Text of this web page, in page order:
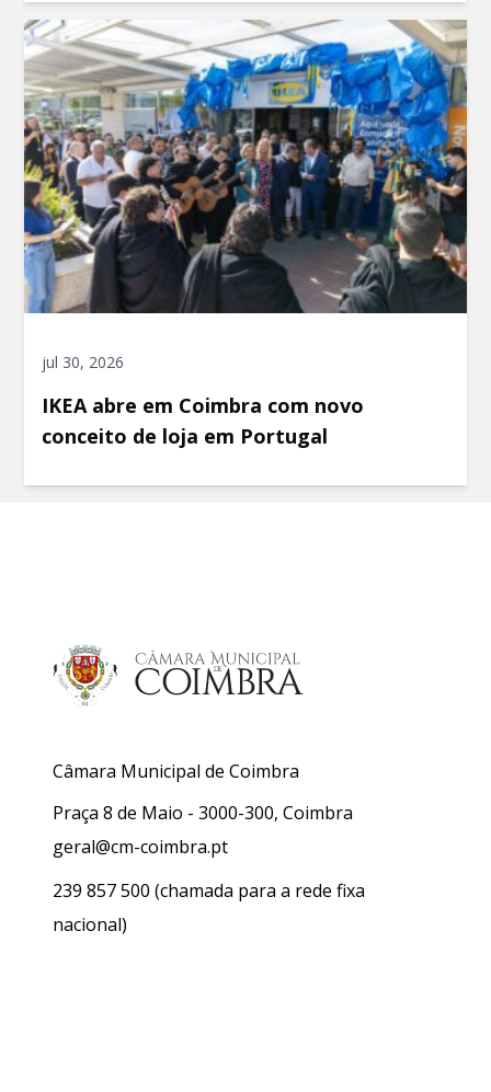
jul 30, 2026
IKEA abre em Coimbra com novo
conceito de loja em Portugal
Câmara Municipal de Coimbra
Praça 8 de Maio - 3000-300, Coimbra
geral@cm-coimbra.pt
239 857 500 (chamada para a rede fixa
nacional)